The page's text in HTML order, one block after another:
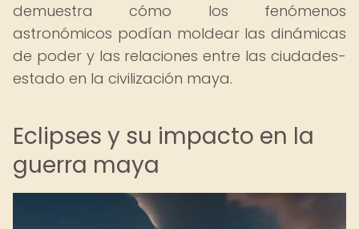
demuestra cómo los fenómenos
astronómicos podían moldear las dinámicas
de poder y las relaciones entre las ciudades-
estado en la civilización maya.
Eclipses y su impacto en la
guerra maya